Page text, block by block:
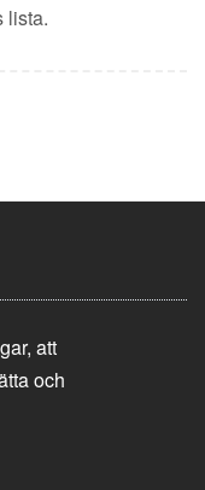
lista.
att
och